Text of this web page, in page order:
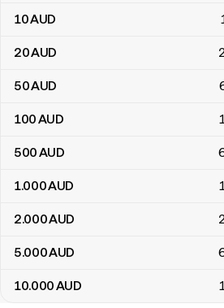
10AUD
20AUD
50AUD
100AUD
500AUD
1.000AUD
2.000AUD
5.000AUD
10.000AUD